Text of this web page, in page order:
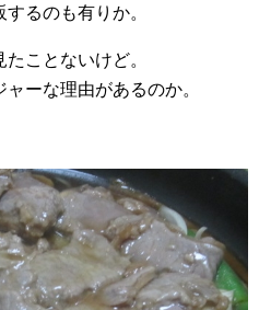
るのも有りか。
ことないけど。
ーな理由があるのか。